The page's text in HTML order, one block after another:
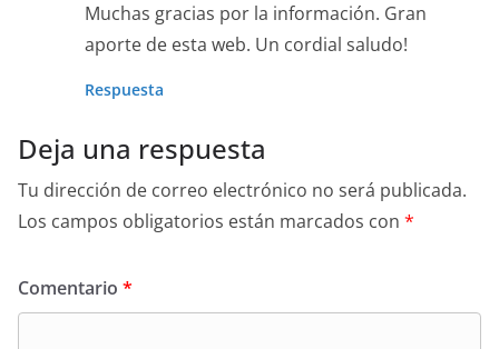
Muchas gracias por la información. Gran
aporte de esta web. Un cordial saludo!
Respuesta
Deja una respuesta
Tu dirección de correo electrónico no será publicada.
Los campos obligatorios están marcados con *
Comentario *